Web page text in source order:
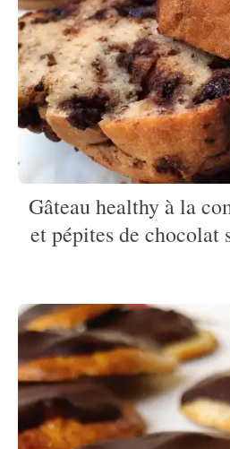
Gâteau healthy à la
et pépites de chocolat